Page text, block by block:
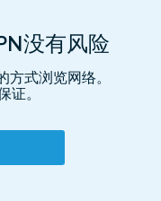
没有风险
式浏览网络。
证。